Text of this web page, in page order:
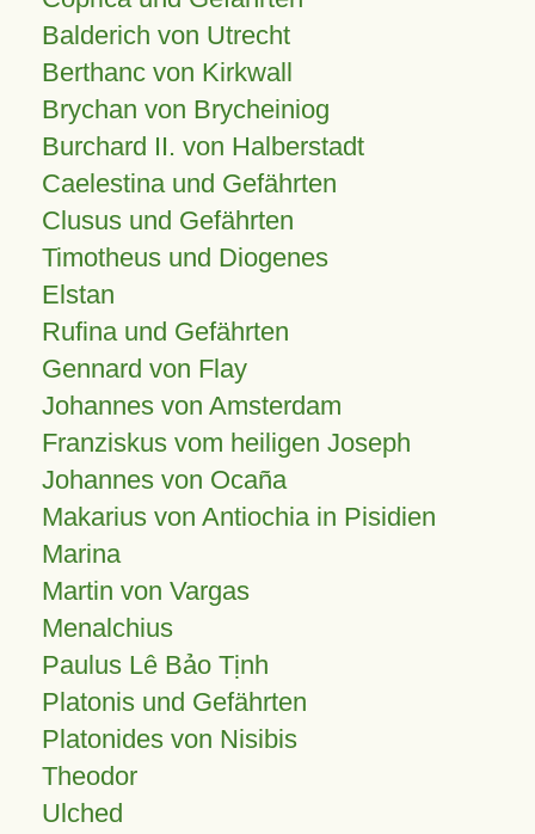
Balderich von Utrecht
Berthanc von Kirkwall
Brychan von Brycheiniog
Burchard II. von Halberstadt
Caelestina und Gefährten
Clusus und Gefährten
Timotheus und Diogenes
Elstan
Rufina und Gefährten
Gennard von Flay
Johannes von Amsterdam
Franziskus vom heiligen Joseph
Johannes von Ocaña
Makarius von Antiochia in Pisidien
Marina
Martin von Vargas
Menalchius
Paulus Lê Bảo Tịnh
Platonis und Gefährten
Platonides von Nisibis
Theodor
Ulched